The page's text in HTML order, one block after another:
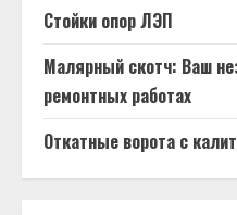
Стойки опор ЛЭП
Малярный скотч: Ваш
ремонтных работах
Откатные ворота с